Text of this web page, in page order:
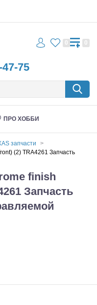
75
0 0
ПРО ХОББИ
запчасти
(2) TRA4261 Запчасть
finish
Запчасть